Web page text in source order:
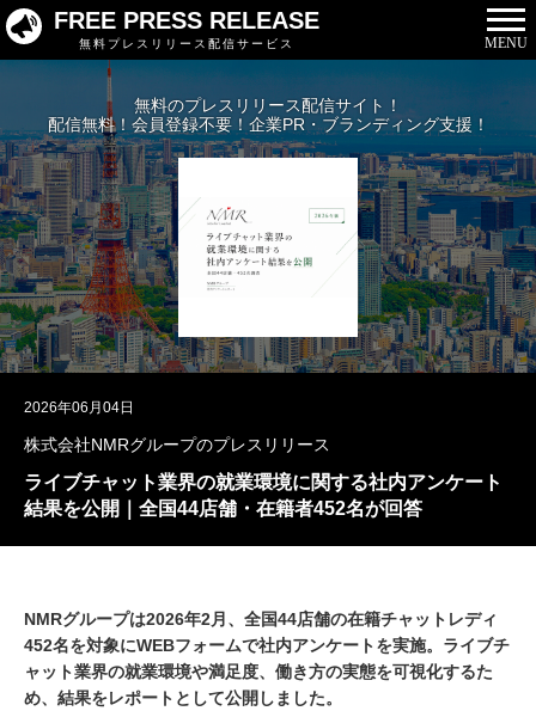
FREE PRESS RELEASE
無料プレスリリース配信サービス MENU
無料のプレスリリース配信サイト！
配信無料！会員登録不要！企業PR・ブランディング支援！
2026年06月04日
株式会社NMRグループのプレスリリース
ライブチャット業界の就業環境に関する社内アンケート
結果を公開｜全国44店舗・在籍者452名が回答
NMRグループは2026年2月、全国44店舗の在籍チャットレディ
452名を対象にWEBフォームで社内アンケートを実施。ライブチ
ャット業界の就業環境や満足度、働き方の実態を可視化するた
め、結果をレポートとして公開しました。